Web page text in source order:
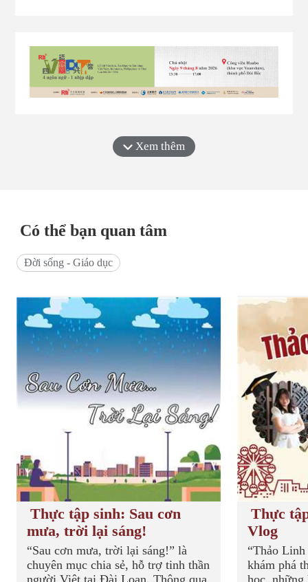
Trung, Đài Nam đến Cao Hùng và nhiều huyện, thành
phố khác đều tạm dừng các hoạt động. Chỉ một số ít
khu vực như Kim Môn và một phần huyện Đài Đông
vẫn duy trì lịch học tập, làm việc bình thường. Không
Xem thêm
Có thể bạn quan tâm
Đời sống - Giáo dục
Thực tập sinh: Sau cơn
mưa, trời lại sáng!
“Sau cơn mưa, trời lại sáng!” là
chuyên mục chia sẻ, hỗ trợ tinh thần
Thực
Vlog
“Thảo
khám phá